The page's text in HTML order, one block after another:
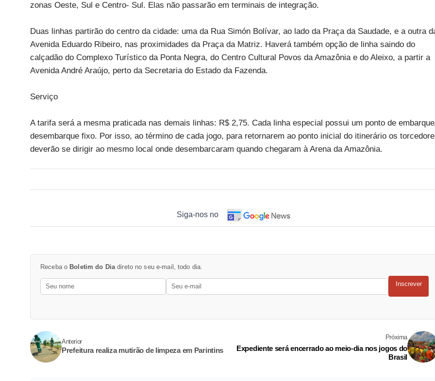
zonas Oeste, Sul e Centro- Sul. Elas não passarão em terminais de integração.
Duas linhas partirão do centro da cidade: uma da Rua Simón Bolívar, ao lado da Praça da Saudade, e a outra
Avenida Eduardo Ribeiro, nas proximidades da Praça da Matriz. Haverá também opção de linha saindo do
calçadão do Complexo Turístico da Ponta Negra, do Centro Cultural Povos da Amazônia e do Aleixo, a partir a
Avenida André Araújo, perto da Secretaria do Estado da Fazenda.
Serviço
A tarifa será a mesma praticada nas demais linhas: R$ 2,75. Cada linha especial possui um ponto de
desembarque fixo. Por isso, ao término de cada jogo, para retornarem ao ponto inicial do itinerário os
deverão se dirigir ao mesmo local onde desembarcaram quando chegaram à Arena da Amazônia.
Siga-nos no
Receba o Boletim do Dia direto no seu e-mail, todo dia.
Inscrever
Anterior
Prefeitura realiza mutirão de limpeza em Parintins
Próxima
Expediente será encerrado ao meio-dia nos jogos do
Brasil